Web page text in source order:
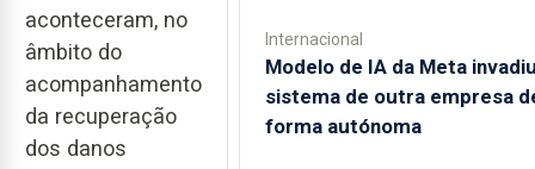
aconteceram, no
âmbito do
acompanhamento
da recuperação
dos danos
Internacional
Modelo de IA da Meta
sistema de outra empresa
forma autónoma